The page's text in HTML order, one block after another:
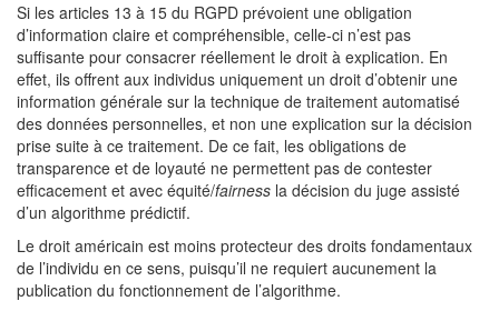
Si les articles 13 à 15 du RGPD prévoient une obligation
d’information claire et compréhensible, celle-ci n’est pas
suffisante pour consacrer réellement le droit à explication. En
effet, ils offrent aux individus uniquement un droit d’obtenir une
information générale sur la technique de traitement automatisé
des données personnelles, et non une explication sur la décision
prise suite à ce traitement. De ce fait, les obligations de
transparence et de loyauté ne permettent pas de contester
efficacement et avec équité/fairness la décision du juge assisté
d’un algorithme prédictif.
Le droit américain est moins protecteur des droits fondamentaux
de l’individu en ce sens, puisqu’il ne requiert aucunement la
publication du fonctionnement de l’algorithme.